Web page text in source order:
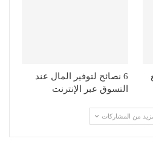
6 نصائح لتوفير المال عند
التسوق عبر الإنترنت
من المشاركات